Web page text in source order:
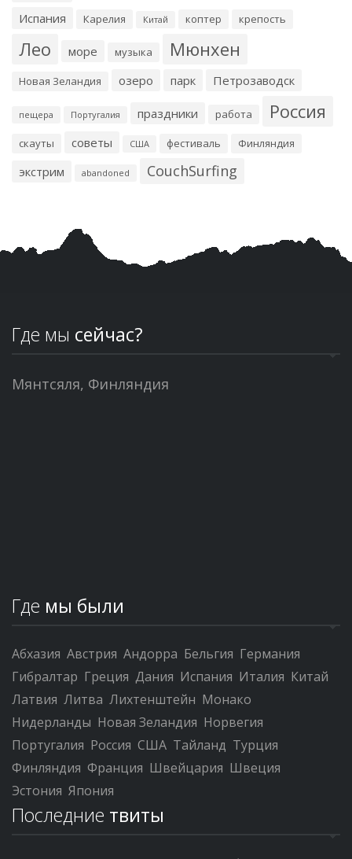
Испания Карелия Китай коптер крепость
Лео море музыка Мюнхен
Новая Зеландия озеро парк Петрозаводск
пещера Португалия праздники работа Россия
скауты советы США фестиваль Финляндия
экстрим abandoned CouchSurfing
Где мы сейчас?
Мянтсяля, Финляндия
Где мы были
Абхазия Австрия Андорра Бельгия Германия
Гибралтар Греция Дания Испания Италия Китай
Латвия Литва Лихтенштейн Монако
Нидерланды Новая Зеландия Норвегия
Португалия Россия США Тайланд Турция
Финляндия Франция Швейцария Швеция
Эстония Япония
Последние твиты